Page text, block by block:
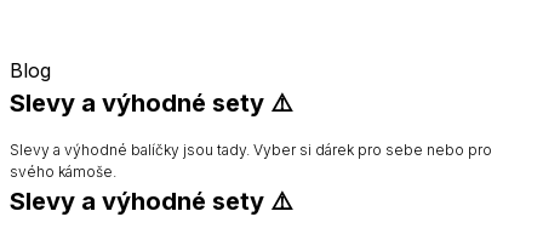
Blog
Slevy a výhodné sety ⚠️
Slevy a výhodné balíčky jsou tady. Vyber si dárek pro sebe nebo pro
svého kámoše.
Slevy a výhodné sety ⚠️